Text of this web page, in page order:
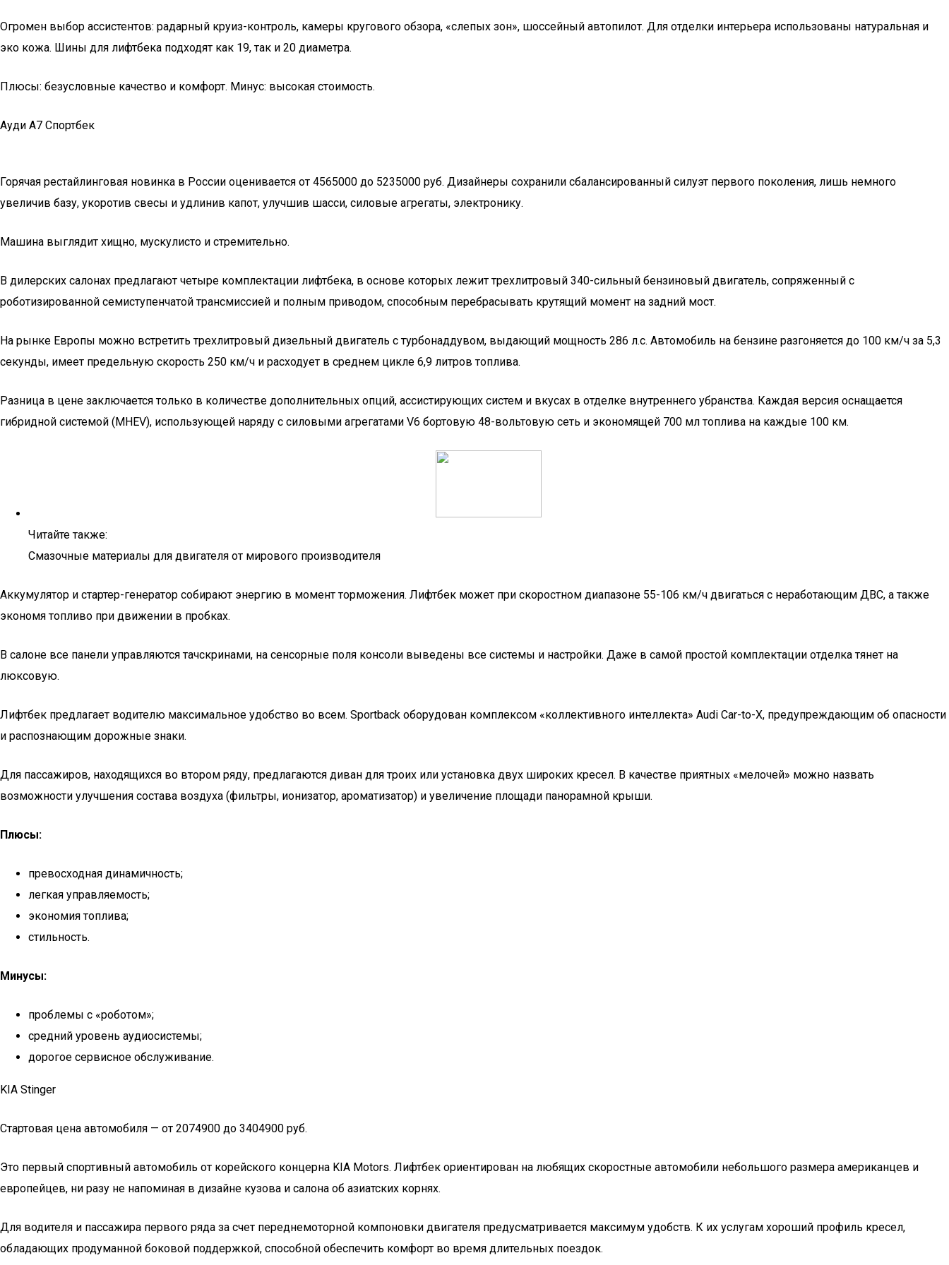
Огромен выбор ассистентов: радарный круиз-контроль, камеры кругового обзора, «слепых зон», шоссейный автопилот. Для отделки интерьера использованы натуральная и
эко кожа. Шины для лифтбека подходят как 19, так и 20 диаметра.
Плюсы: безусловные качество и комфорт. Минус: высокая стоимость.
Ауди А7 Спортбек
Горячая рестайлинговая новинка в России оценивается от 4565000 до 5235000 руб. Дизайнеры сохранили сбалансированный силуэт первого поколения, лишь немного
увеличив базу, укоротив свесы и удлинив капот, улучшив шасси, силовые агрегаты, электронику.
Машина выглядит хищно, мускулисто и стремительно.
В дилерских салонах предлагают четыре комплектации лифтбека, в основе которых лежит трехлитровый 340-сильный бензиновый двигатель, сопряженный с
роботизированной семиступенчатой трансмиссией и полным приводом, способным перебрасывать крутящий момент на задний мост.
На рынке Европы можно встретить трехлитровый дизельный двигатель с турбонаддувом, выдающий мощность 286 л.с. Автомобиль на бензине разгоняется до 100 км/ч за 5,3
секунды, имеет предельную скорость 250 км/ч и расходует в среднем цикле 6,9 литров топлива.
Разница в цене заключается только в количестве дополнительных опций, ассистирующих систем и вкусах в отделке внутреннего убранства. Каждая версия оснащается
гибридной системой (MHEV), использующей наряду с силовыми агрегатами V6 бортовую 48-вольтовую сеть и экономящей 700 мл топлива на каждые 100 км.
Читайте также:
Смазочные материалы для двигателя от мирового производителя
Аккумулятор и стартер-генератор собирают энергию в момент торможения. Лифтбек может при скоростном диапазоне 55-106 км/ч двигаться с неработающим ДВС, а также
экономя топливо при движении в пробках.
В салоне все панели управляются тачскринами, на сенсорные поля консоли выведены все системы и настройки. Даже в самой простой комплектации отделка тянет на
люксовую.
Лифтбек предлагает водителю максимальное удобство во всем. Sportback оборудован комплексом «коллективного интеллекта» Audi Car-to-X, предупреждающим об опасности
и распознающим дорожные знаки.
Для пассажиров, находящихся во втором ряду, предлагаются диван для троих или установка двух широких кресел. В качестве приятных «мелочей» можно назвать
возможности улучшения состава воздуха (фильтры, ионизатор, ароматизатор) и увеличение площади панорамной крыши.
Плюсы:
превосходная динамичность;
легкая управляемость;
экономия топлива;
стильность.
Минусы:
проблемы с «роботом»;
средний уровень аудиосистемы;
дорогое сервисное обслуживание.
KIA Stinger
Стартовая цена автомобиля — от 2074900 до 3404900 руб.
Это первый спортивный автомобиль от корейского концерна KIA Motors. Лифтбек ориентирован на любящих скоростные автомобили небольшого размера американцев и
европейцев, ни разу не напоминая в дизайне кузова и салона об азиатских корнях.
Для водителя и пассажира первого ряда за счет переднемоторной компоновки двигателя предусматривается максимум удобств. К их услугам хороший профиль кресел,
обладающих продуманной боковой поддержкой, способной обеспечить комфорт во время длительных поездок.